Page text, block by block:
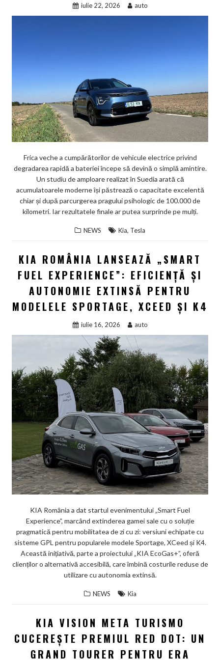
iulie 22, 2026 auto
Frica veche a cumpărătorilor de vehicule electrice privind
degradarea rapidă a bateriei începe să devină o simplă amintire.
Un studiu de amploare realizat în Suedia arată că
acumulatoarele moderne își păstrează o capacitate excelentă
chiar și după parcurgerea pragului psihologic de 100.000 de
kilometri. Iar rezultatele finale ar putea surprinde pe mulți.
NEWS Kia, Tesla
KIA ROMÂNIA LANSEAZĂ „SMART
FUEL EXPERIENCE”: EFICIENȚĂ ȘI
AUTONOMIE EXTINSĂ PENTRU
MODELELE SPORTAGE, XCEED ȘI K4
iulie 16, 2026 auto
KIA România a dat startul evenimentului „Smart Fuel
Experience”, marcând extinderea gamei sale cu o soluție
pragmatică pentru mobilitatea de zi cu zi: versiuni echipate cu
sisteme GPL pentru popularele modele Sportage, XCeed și K4.
Această inițiativă, parte a proiectului „KIA EcoGas+”, oferă
clienților o alternativă accesibilă, care îmbină costurile reduse de
utilizare cu autonomia extinsă.
NEWS Kia
KIA VISION META TURISMO
CUCEREȘTE PREMIUL RED DOT: UN
GRAND TOURER PENTRU ERA